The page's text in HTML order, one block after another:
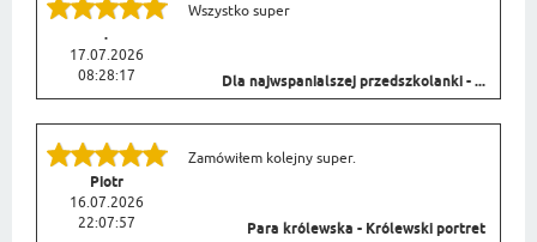
.
17.07.2026
08:28:17
Wszystko super
Dla najwspanialszej przedszkolanki - ...
Piotr
16.07.2026
22:07:57
Zamówiłem kolejny super.
Para królewska - Królewski portret